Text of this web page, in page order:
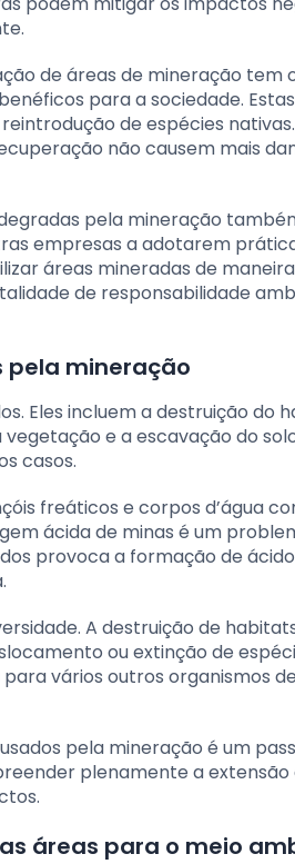
de áreas de mineração tem
para a sociedade.
de espécies
não causem mais
pela mineração
empresas a adotarem
áreas mineradas de
de responsabilidade
mineração
Eles incluem a destruição do
e a escavação do
casos.
freáticos e corpos d’água
ácida de minas é um
provoca a formação de
A destruição de
ou extinção de
vários outros organismos
pela mineração é um
plenamente a extensão
áreas para o meio